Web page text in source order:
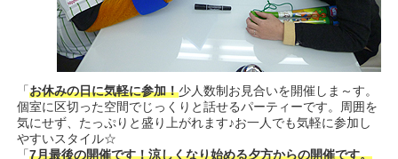
「お休みの日に気軽に参加！少人数制お見合いを開催しま～す。
個室に区切った空間でじっくりと話せるパーティーです。周囲を
気にせず、たっぷりと盛り上がれます♪お一人でも気軽に参加し
やすいスタイル☆
「7月最後の開催です！涼しくなり始める夕方からの開催です。